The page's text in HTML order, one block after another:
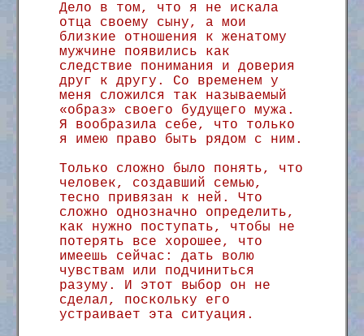
Дело в том, что я не искала
отца своему сыну, а мои
близкие отношения к женатому
мужчине появились как
следствие понимания и доверия
друг к другу. Со временем у
меня сложился так называемый
«образ» своего будущего мужа.
Я вообразила себе, что только
я имею право быть рядом с ним.
Только сложно было понять, что
человек, создавший семью,
тесно привязан к ней. Что
сложно однозначно определить,
как нужно поступать, чтобы не
потерять все хорошее, что
имеешь сейчас: дать волю
чувствам или подчиниться
разуму. И этот выбор он не
сделал, поскольку его
устраивает эта ситуация.